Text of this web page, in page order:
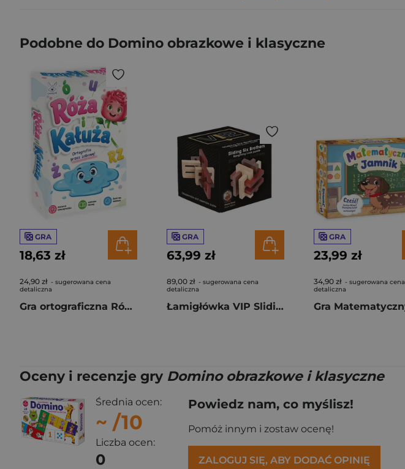
Podobne do Domino obrazkowe i klasyczne
GRA
18,63 zł
24,90 zł - sugerowana cena
detaliczna
Gra ortograficzna Róża i Kałóża
GRA
63,99 zł
89,00 zł - sugerowana cena
detaliczna
Łamigłówka VIP Sliding Six Brothers
GRA
23,99 zł
34,90 zł - sugerowana cena
detaliczna
Oceny i recenzje gry Domino obrazkowe i klasyczne
Średnia ocen:
~ /10
Liczba ocen:
0
Powiedz nam, co myślisz!
Pomóż innym i zostaw ocenę!
ZALOGUJ SIĘ, ABY DODAĆ OPINIĘ